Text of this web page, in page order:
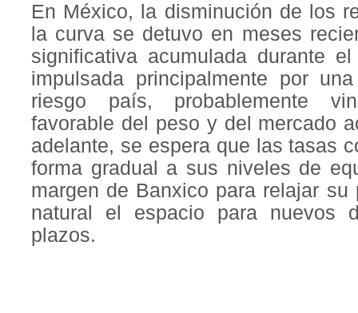
En México, la disminución de los
la curva se detuvo en meses
significativa acumulada durante
impulsada principalmente por
riesgo país, probablemente
favorable del peso y del mercado
adelante, se espera que las tasas
forma gradual a sus niveles de
margen de Banxico para relajar
natural el espacio para nuevos
plazos.